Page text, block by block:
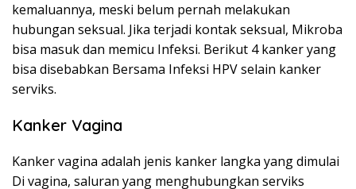
kemaluannya, meski belum pernah melakukan
hubungan seksual. Jika terjadi kontak seksual, Mikroba
bisa masuk dan memicu Infeksi. Berikut 4 kanker yang
bisa disebabkan Bersama Infeksi HPV selain kanker
serviks.
Kanker Vagina
Kanker vagina adalah jenis kanker langka yang dimulai
Di vagina, saluran yang menghubungkan serviks